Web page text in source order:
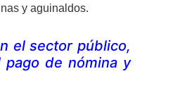
y aguinaldos.
el sector público,
pago de nómina y